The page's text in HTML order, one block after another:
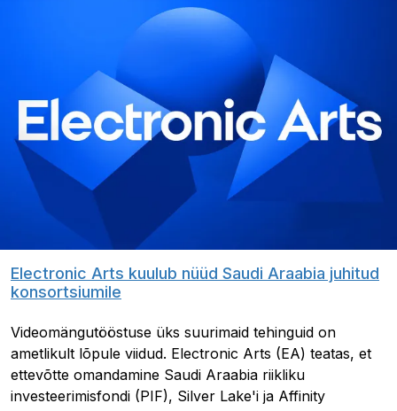
Electronic Arts kuulub nüüd Saudi Araabia juhitud
konsortsiumile
Videomängutööstuse üks suurimaid tehinguid on
ametlikult lõpule viidud. Electronic Arts (EA) teatas, et
ettevõtte omandamine Saudi Araabia riikliku
investeerimisfondi (PIF), Silver Lake'i ja Affinity